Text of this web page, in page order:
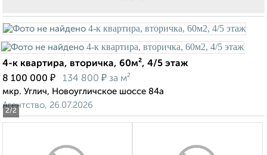
2/2
4-к квартира, вторичка, 60м², 4/5 этаж
8 100 000 ₽ 134 800 ₽ за м²
мкр. Углич, Новоугличское шоссе 84а
Агентство, 26.07.2026